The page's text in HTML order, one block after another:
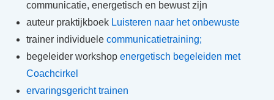
communicatie, energetisch en bewust zijn
auteur praktijkboek Luisteren naar het onbewuste
trainer individuele communicatietraining;
begeleider workshop energetisch begeleiden met
Coachcirkel
ervaringsgericht trainen